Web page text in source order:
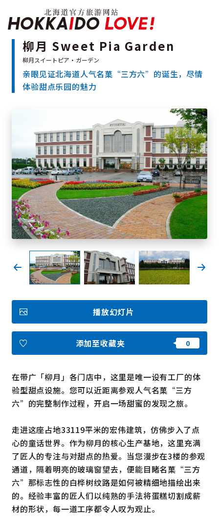
特辑
旅游景点
温泉
北海道简介
按旅游主题搜索
享受雨天
七个国立公园
邂逅美景
基础知识
收藏
Face
book
Insta
gram
YouT
ube
Insta
gram
Face
book
图库影集
视频
旅游手册
使用条款
关于我们
链接
语言
柳月 Sweet Pia Garden
亲眼见证北海道人气名菓“三方六”的诞生，尽情
体验甜点乐园的魅力
在带广「柳月」各门店中，这里是唯一设有工厂的体
验型甜点设施。您可以近距离参观人气名菓“三方
六”的完整制作过程，开启一场甜蜜的发现之旅。
走进这座占地33119平米的宏伟建筑，仿佛步入了点
心的童话世界。作为柳月的核心生产基地，这里充满
了匠人的专注与对甜点的热爱。当您漫步在3楼的参观
通道，隔着明亮的玻璃窗望去，便能目睹名菓“三方
六”那标志性的白桦树纹路是如何被精细地描绘出来
的。经验丰富的匠人们以纯熟的手法将蛋糕切割成薪
材的形状，每一道工序都令人叹为观止。
播放幻灯片
添加至收藏夹